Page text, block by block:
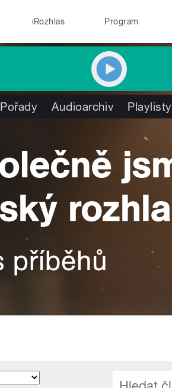
iRozhlas Program
Pořady Audioarchiv Playlisty